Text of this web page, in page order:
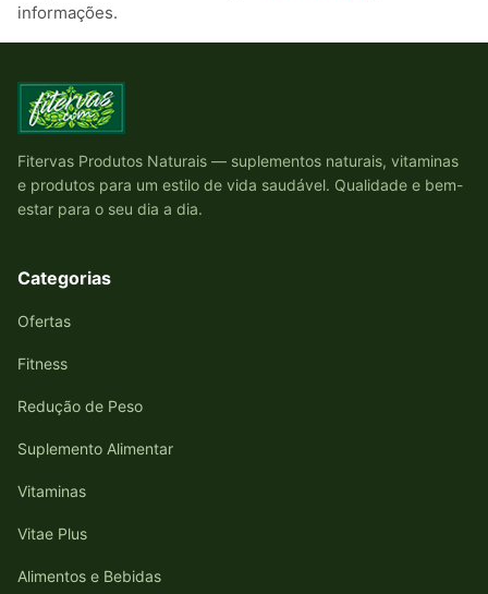
informações.
Fitervas Produtos Naturais — suplementos naturais, vitaminas
e produtos para um estilo de vida saudável. Qualidade e bem-
estar para o seu dia a dia.
Categorias
Ofertas
Fitness
Redução de Peso
Suplemento Alimentar
Vitaminas
Vitae Plus
Alimentos e Bebidas